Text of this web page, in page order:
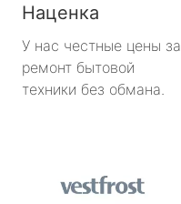
Наценка
У нас честные цены за
ремонт бытовой
техники без обмана.